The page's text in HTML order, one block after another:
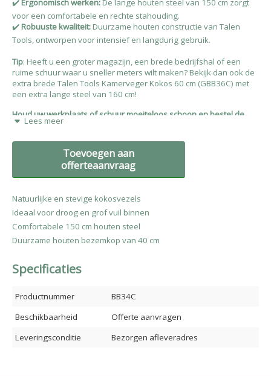
✔️Ergonomisch werken:De lange houten steel van 150 cm zorgt
voor een comfortabele en rechte stahouding.
✔️Robuuste kwaliteit:Duurzame houten constructie van Talen
Tools, ontworpen voor intensief en langdurig gebruik.
Tip: Heeft u een groter magazijn, een brede bedrijfshal of een
ruime schuur waar u sneller meters wilt maken? Bekijk dan ook de
extra brede Talen Tools Kamerveger Kokos 60 cm (GBB36C) met
een extra lange steel van 160 cm!
Houd uw werkplaats of schuur moeiteloos schoon en bestel de
Talen Tools kokos kamerveger vandaag nog bij BVS ProTools!
Lees meer
Toevoegen aan
offerteaanvraag
Natuurlijke en stevige kokosvezels
Ideaal voor droog en grof vuil binnen
Comfortabele 150 cm houten steel
Duurzame houten bezemkop van 40 cm
Specificaties
Productnummer
BB34C
Beschikbaarheid
Offerte aanvragen
Leveringsconditie
Bezorgen afleveradres